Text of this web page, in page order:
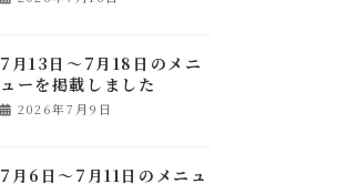
7月13日～7月18日のメニ
ューを掲載しました
2026年7月9日
7月6日～7月11日のメニュ